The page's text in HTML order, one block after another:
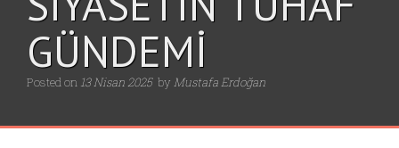
GÜNDEMİ
Posted on 13 Nisan 2025 by Mustafa Erdoğan